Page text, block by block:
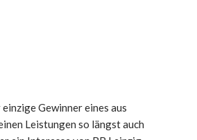
Gewinner eines aus
Leistungen so längst auch